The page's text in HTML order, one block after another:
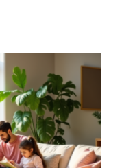
astuces
pour
un
aménagement
réussi
et
harmonieux